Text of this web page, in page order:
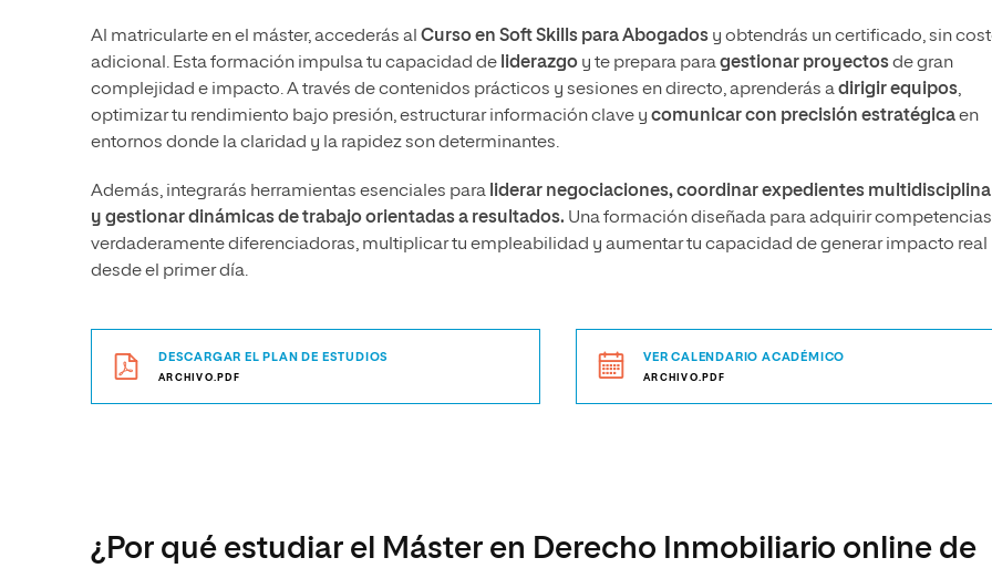
Al matricularte en el máster, accederás al Curso en Soft Skills para Abogados y obtendrás un certificado, sin
adicional. Esta formación impulsa tu capacidad de liderazgo y te prepara paragestionar proyectosde gran
complejidad e impacto. A través de contenidos prácticos y sesiones en directo, aprenderás adirigir equipos,
optimizar tu rendimiento bajo presión, estructurar información clave y comunicar con precisión estratégicaen
entornos donde la claridad y la rapidez son determinantes.
Además, integrarás herramientas esenciales para liderar negociaciones, coordinar expedientes
y gestionar dinámicas de trabajo orientadas a resultados. Una formación diseñada para adquirir competencias
verdaderamente diferenciadoras, multiplicar tu empleabilidad y aumentar tu capacidad de generar impacto real
desde el primer día.
DESCARGAR EL PLAN DE ESTUDIOS
ARCHIVO.PDF
VER CALENDARIO ACADÉMICO
ARCHIVO.PDF
¿Por qué estudiar el Máster en Derecho Inmobiliario online de